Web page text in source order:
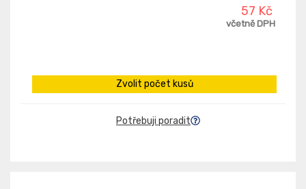
57 Kč
včetně DPH
Zvolit počet kusů
Potřebuji poradit